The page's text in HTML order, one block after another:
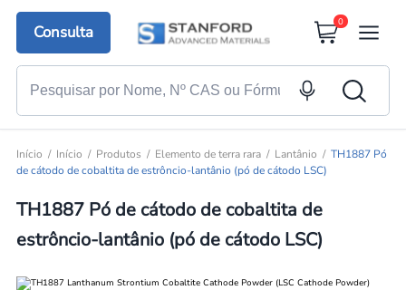
Consulta
0
Início Início Produtos Elemento de terra rara Lantânio
TH1887 Pó
de cátodo de cobaltita de estrôncio-lantânio (pó de cátodo LSC)
TH1887 Pó de cátodo de cobaltita de
estrôncio-lantânio (pó de cátodo LSC)